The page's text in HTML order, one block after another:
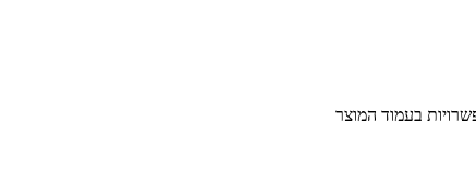
בעמוד המוצר